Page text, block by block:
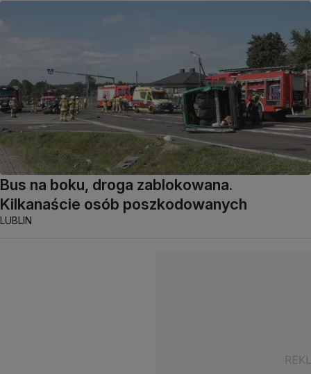
Bus na boku, droga zablokowana.
Kilkanaście osób poszkodowanych
LUBLIN